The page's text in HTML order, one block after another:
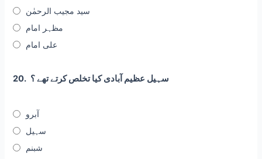
سید مجیب الرحمٰن
مظہر امام
علی امام
20. سہیل عظیم آبادی کیا تخلص کرتے تھے ؟
آبرو
سہیل
شبنم